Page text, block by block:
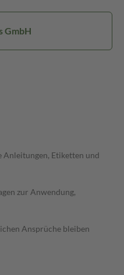
GmbH
Anleitungen, Etiketten und
zur Anwendung,
Ansprüche bleiben